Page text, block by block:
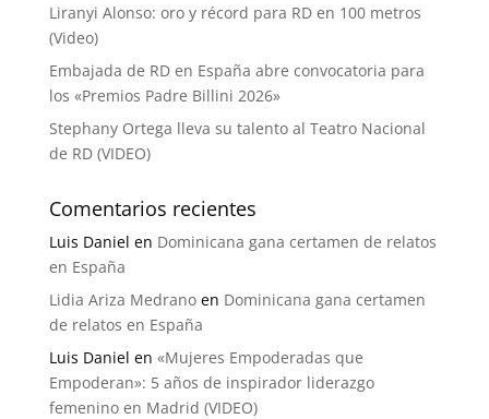
Liranyi Alonso: oro y récord para RD en 100 metros
(Video)
Embajada de RD en España abre convocatoria para
los «Premios Padre Billini 2026»
Stephany Ortega lleva su talento al Teatro Nacional
de RD (VIDEO)
Comentarios recientes
Luis Daniel en Dominicana gana certamen de relatos
en España
Lidia Ariza Medranoen Dominicana gana certamen
de relatos en España
Luis Daniel en «Mujeres Empoderadas que
Empoderan»: 5 años de inspirador liderazgo
femenino en Madrid (VIDEO)